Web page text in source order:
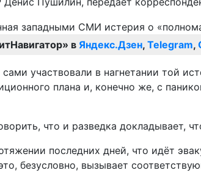
в Яндекс.Дзен, Telegram,
участвовали в нагнетании той
плана и, конечно же, с
что и разведка докладывает,
последних дней, что идёт
безусловно, вызывает